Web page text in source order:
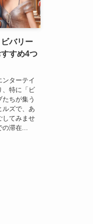
バリー
すめ4つ
ンターテイ
、特に「ビ
ちが集う
ルズで、あ
してみませ
滞在...